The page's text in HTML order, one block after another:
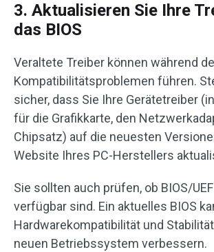
3. Aktualisieren Sie Ihre
das BIOS
Veraltete Treiber können während
Kompatibilitätsproblemen führen.
sicher, dass Sie Ihre Gerätetreiber
für die Grafikkarte, den
Chipsatz) auf die neuesten
Website Ihres PC-Herstellers
Sie sollten auch prüfen, ob BIOS/
verfügbar sind. Ein aktuelles BIOS
Hardwarekompatibilität und
neuen Betriebssystem verbessern.